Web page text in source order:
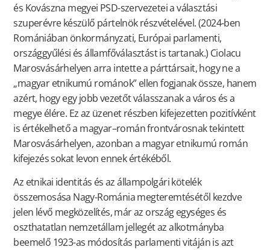
és Kovászna megyei PSD-szervezetei a választási
szuperévre készülő pártelnök részvételével. (2024-ben
Romániában önkormányzati, Európai parlamenti,
országgyűlési és államfőválasztást is tartanak.) Ciolacu
Marosvásárhelyen arra intette a párttársait, hogy ne a
„magyar etnikumú románok” ellen fogjanak össze, hanem
azért, hogy egy jobb vezetőt válasszanak a város és a
megye élére. Ez az üzenet részben kifejezetten pozitívként
is értékelhető a magyar–román frontvárosnak tekintett
Marosvásárhelyen, azonban a magyar etnikumú román
kifejezés sokat levon ennek értékéből.
Az etnikai identitás és az állampolgári kötelék
összemosása Nagy-Románia megteremtésétől kezdve
jelen lévő megközelítés, már az ország egységes és
oszthatatlan nemzetállam jellegét az alkotmányba
beemelő 1923-as módosítás parlamenti vitáján is azt